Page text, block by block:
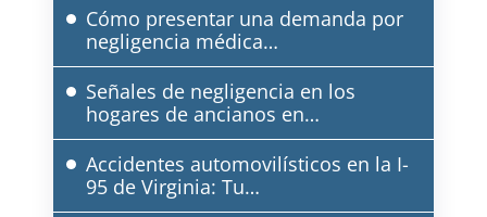
Cómo presentar una demanda por
negligencia médica…
Señales de negligencia en los
hogares de ancianos en…
Accidentes automovilísticos en la I-
95 de Virginia: Tu…